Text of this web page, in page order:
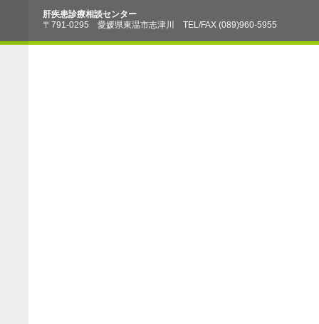
肝疾患診療相談センター
〒791-0295 愛媛県東温市志津川 TEL/FAX (089)960-5955